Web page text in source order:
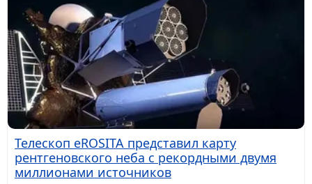
Телескоп eROSITA представил карту
рентгеновского неба с рекордными двумя
миллионами источников